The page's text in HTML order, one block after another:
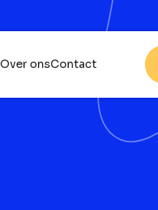
Over onsContact